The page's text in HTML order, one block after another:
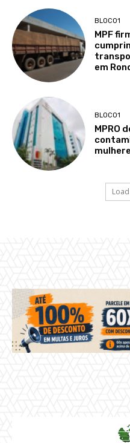
BLOCO1
MPF
em
BLOCO1
MPRO